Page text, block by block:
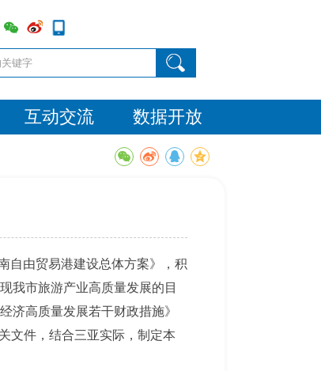
互动交流 数据开放
自由贸易港建设总体方案》，积
我市旅游产业高质量发展的目
济高质量发展若干财政措施》
文件，结合三亚实际，制定本